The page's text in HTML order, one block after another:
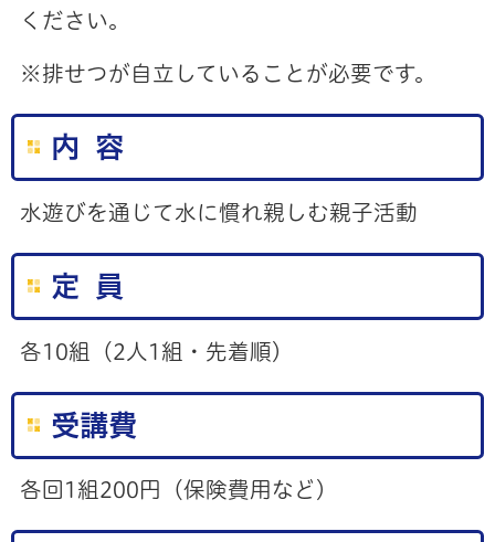
ください。
※排せつが自立していることが必要です。
内 容
水遊びを通じて水に慣れ親しむ親子活動
定 員
各10組（2人1組・先着順）
受講費
各回1組200円（保険費用など）